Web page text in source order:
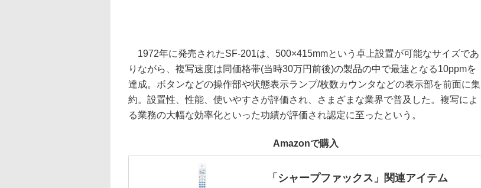
1972年に発売されたSF-201は、500×415mmという卓上設置が可能なサイズであ
りながら、複写速度は同価格帯(当時30万円前後)の製品の中で最速となる10ppmを
達成。ボタンなどの操作部や状態表示ランプ/枚数カウンタなどの表示部を前面に集
約。設置性、性能、使いやすさが評価され、さまざまな業界で普及した。複写によ
る業務の大幅な効率化といった功績が評価され認定に至ったという。
Amazonで購入
「シャープファックス」関連アイテム